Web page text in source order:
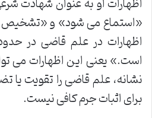
«استماع می شود» و «تشخیص
اظهارات در علم قاضی در
است.» یعنی این اظهارات می
نشانه، علم قاضی را تقویت یا
برای اثبات جرم کافی نیست.